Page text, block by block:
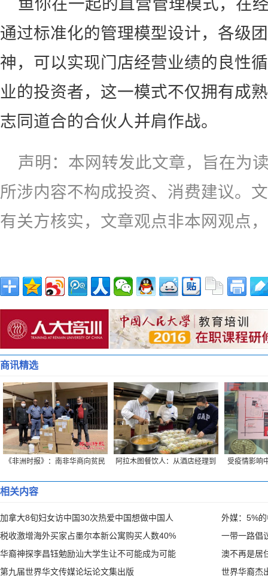
鱼你在一起的直营管理模式，在
通过标准化的管理模型设计，各级
神，可以实现门店经营业绩的良性
业的投资者，这一模式不仅拥有成
志同道合的合伙人并肩作战。
声明：本网转发此文章，旨在为
所涉内容不构成投资、消费建议。
有关方核实，文章观点非本网观点
商讯精选
《非洲时报》：南非华商向贫民
阿拉木图餐饮人：从酒店经理到
受疫情影响
相关内容
加拿大8旬妇女访中国30次热爱中国想做中国人
外媒：5%
税收激增海外买家占墨尔本新公寓购买人数40%
一带一路倡
华裔神探李昌钰勉励汕大学生让不可能成为可能
澳不再是居
第九届世界华文传媒论坛论文集出版
世界华裔杰